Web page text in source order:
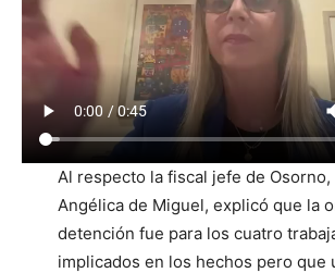
Al respecto la fiscal jefe de Osorno,
Angélica de Miguel, explicó que la
detención fue para los cuatro
implicados en los hechos pero que